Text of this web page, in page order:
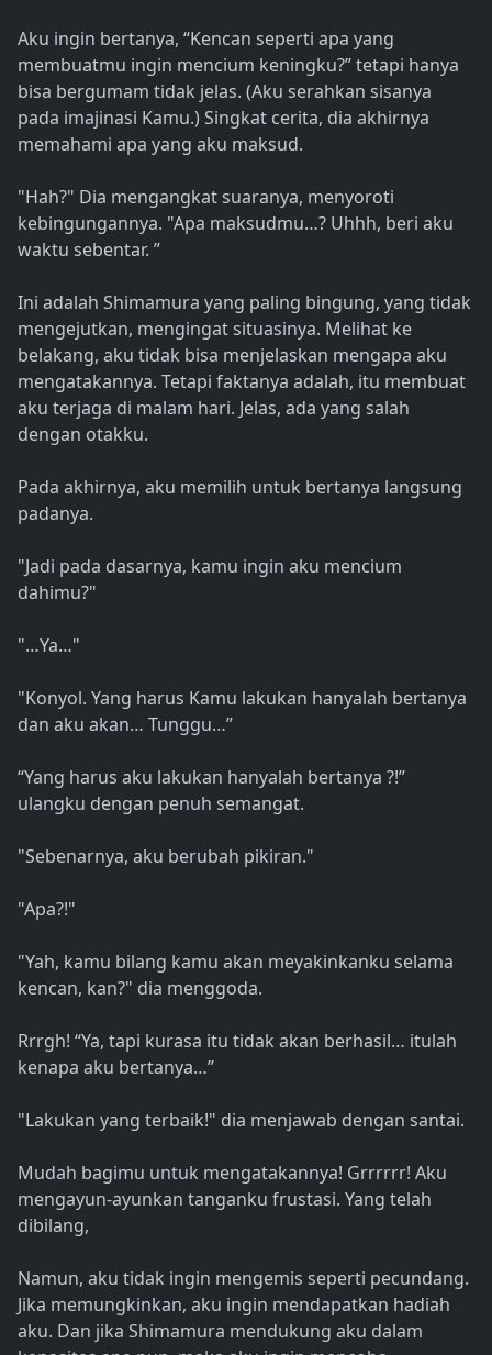
Aku ingin bertanya, “Kencan seperti apa yang
membuatmu ingin mencium keningku?” tetapi hanya
bisa bergumam tidak jelas. (Aku serahkan sisanya
pada imajinasi Kamu.) Singkat cerita, dia akhirnya
memahami apa yang aku maksud.
"Hah?" Dia mengangkat suaranya, menyoroti
kebingungannya. "Apa maksudmu…? Uhhh, beri aku
waktu sebentar. ”
Ini adalah Shimamura yang paling bingung, yang tidak
mengejutkan, mengingat situasinya. Melihat ke
belakang, aku tidak bisa menjelaskan mengapa aku
mengatakannya. Tetapi faktanya adalah, itu membuat
aku terjaga di malam hari. Jelas, ada yang salah
dengan otakku.
Pada akhirnya, aku memilih untuk bertanya langsung
padanya.
"Jadi pada dasarnya, kamu ingin aku mencium
dahimu?"
"…Ya…"
"Konyol. Yang harus Kamu lakukan hanyalah bertanya
dan aku akan… Tunggu…”
“Yang harus aku lakukan hanyalah bertanya ?!”
ulangku dengan penuh semangat.
"Sebenarnya, aku berubah pikiran."
"Apa?!"
"Yah, kamu bilang kamu akan meyakinkanku selama
kencan, kan?" dia menggoda.
Rrrgh! “Ya, tapi kurasa itu tidak akan berhasil… itulah
kenapa aku bertanya…”
"Lakukan yang terbaik!" dia menjawab dengan santai.
Mudah bagimu untuk mengatakannya! Grrrrrr! Aku
mengayun-ayunkan tanganku frustasi. Yang telah
dibilang,
Namun, aku tidak ingin mengemis seperti pecundang.
Jika memungkinkan, aku ingin mendapatkan hadiah
aku. Dan jika Shimamura mendukung aku dalam